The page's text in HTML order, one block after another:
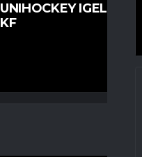
UNIHOCKEY IGELS
KF